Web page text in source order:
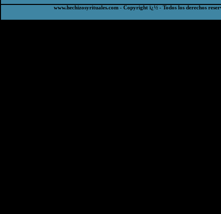
www.hechizosyrituales.com - Copyright ï¿½ - Todos los derechos